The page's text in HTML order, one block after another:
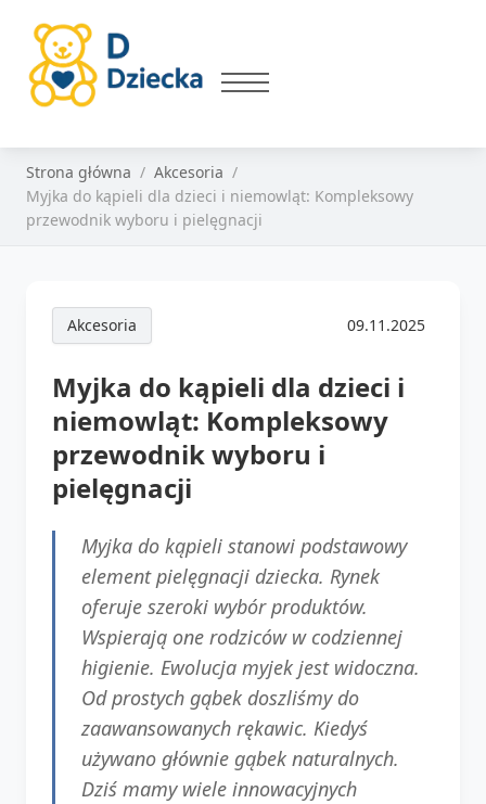
Strona główna
Akcesoria
Myjka do kąpieli dla dzieci i niemowląt: Kompleksowy
przewodnik wyboru i pielęgnacji
Akcesoria 09.11.2025
Myjka do kąpieli dla dzieci i
niemowląt: Kompleksowy
przewodnik wyboru i
pielęgnacji
Myjka do kąpieli stanowi podstawowy
element pielęgnacji dziecka. Rynek
oferuje szeroki wybór produktów.
Wspierają one rodziców w codziennej
higienie. Ewolucja myjek jest widoczna.
Od prostych gąbek doszliśmy do
zaawansowanych rękawic. Kiedyś
używano głównie gąbek naturalnych.
Dziś mamy wiele innowacyjnych